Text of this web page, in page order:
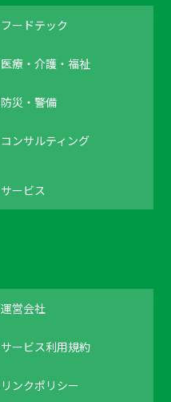
フードテック
医療・介護・福祉
防災・警備
コンサルティング
サービス
運営会社
サービス利用規約
リンクポリシー